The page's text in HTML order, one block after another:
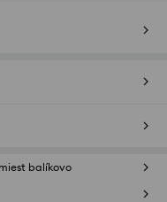
balíkovo